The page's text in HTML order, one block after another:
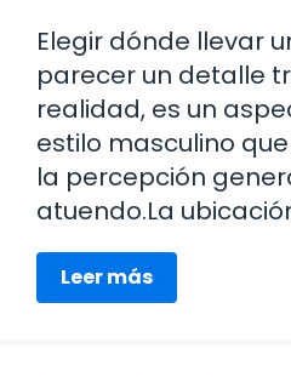
Elegir dónde llevar
parecer un detalle
realidad, es un
estilo masculino
la percepción
atuendo.La
Leer más